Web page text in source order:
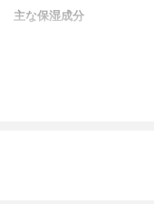
主な保湿成分